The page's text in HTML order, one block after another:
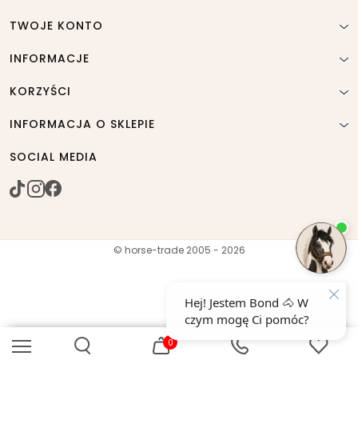
0
TWOJE KONTO
INFORMACJE
KORZYŚCI
INFORMACJA O SKLEPIE
SOCIAL MEDIA
© horse-trade 2005 - 2026